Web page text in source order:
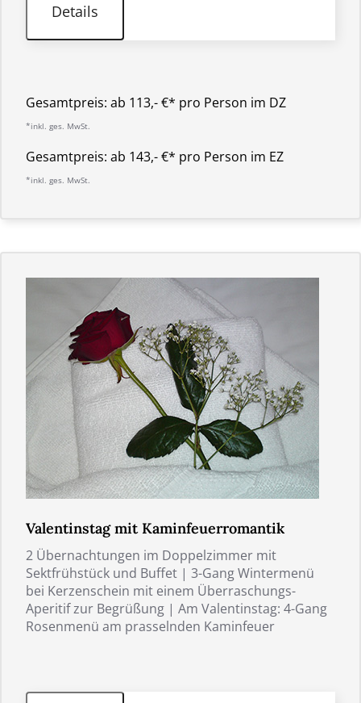
Details
Gesamtpreis: ab 113,- €* pro Person im DZ
*inkl. ges. MwSt.
Gesamtpreis: ab 143,- €* pro Person im EZ
*inkl. ges. MwSt.
Valentinstag mit Kaminfeuerromantik
2 Übernachtungen im Doppelzimmer mit
Sektfrühstück und Buffet | 3-Gang Wintermenü
bei Kerzenschein mit einem Überraschungs-
Aperitif zur Begrüßung | Am Valentinstag: 4-Gang
Rosenmenü am prasselnden Kaminfeuer